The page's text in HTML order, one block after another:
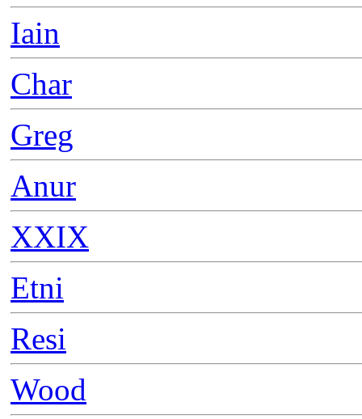
Iain
Char
Greg
Anur
XXIX
Etni
Resi
Wood